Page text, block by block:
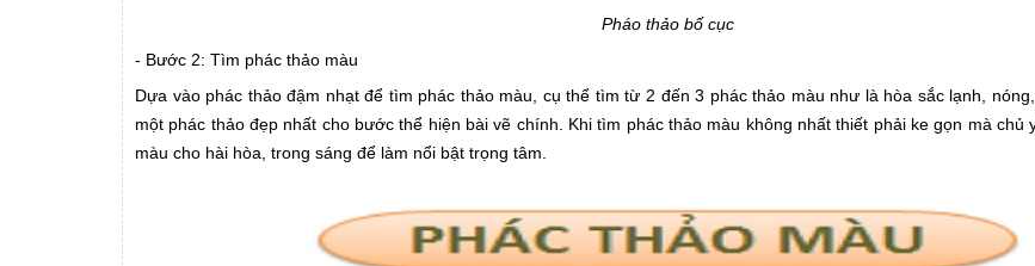
Pháo thảo bố cục
- Bước 2: Tìm phác thảo màu
Dựa vào phác thảo đậm nhạt để tìm phác thảo màu, cụ thể tìm từ 2 đến 3 phác thảo màu như là hòa sắc lạnh,
một phác thảo đẹp nhất cho bước thể hiện bài vẽ chính. Khi tìm phác thảo màu không nhất thiết phải ke gọn mà chủ
màu cho hài hòa, trong sáng để làm nổi bật trọng tâm.